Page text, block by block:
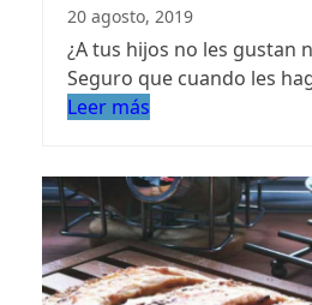
20 agosto, 2019
¿A tus hijos no les gustan
Seguro que cuando les
Leer más